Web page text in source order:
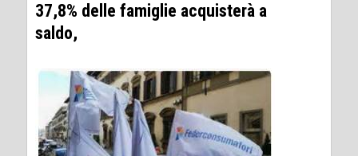
37,8% delle famiglie acquisterà a
saldo,